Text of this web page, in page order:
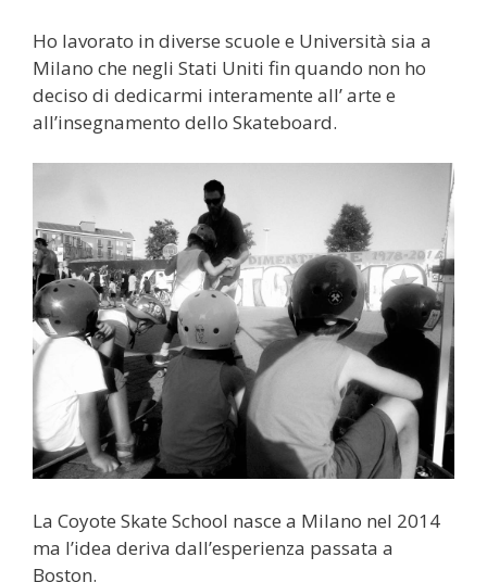
Ho lavorato in diverse scuole e Università sia a
Milano che negli Stati Uniti fin quando non ho
deciso di dedicarmi interamente all’ arte e
all’insegnamento dello Skateboard.
La Coyote Skate School nasce a Milano nel 2014
ma l’idea deriva dall’esperienza passata a
Boston.